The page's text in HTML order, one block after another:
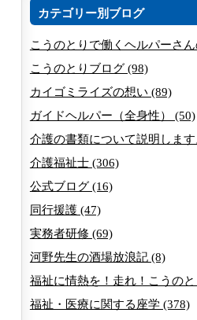
カテゴリー別ブログ
こうのとりで働くヘルパーさ
こうのとりブログ (98)
カイゴミライズの想い (89)
ガイドヘルパー（全身性） (50)
介護の書類について説明しま
介護福祉士 (306)
公式ブログ (16)
同行援護 (47)
実務者研修 (69)
河野先生の酒場放浪記 (8)
福祉に情熱を！走れ！こうの
福祉・医療に関する座学 (378)